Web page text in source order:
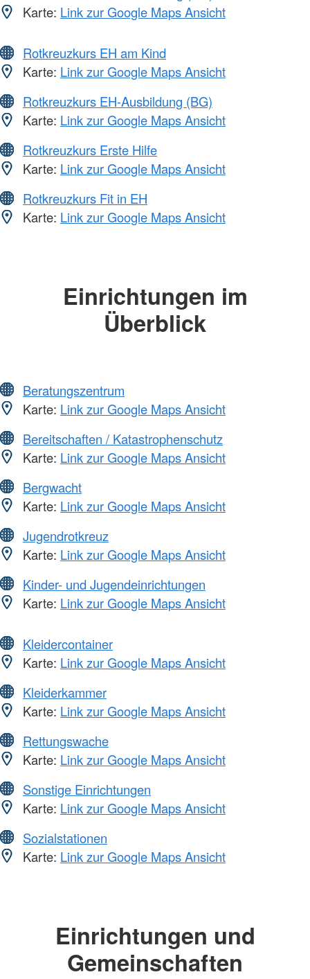
Karte: Link zur Google Maps Ansicht
Rotkreuzkurs EH am Kind
Karte: Link zur Google Maps Ansicht
Rotkreuzkurs EH-Ausbildung (BG)
Karte: Link zur Google Maps Ansicht
Rotkreuzkurs Erste Hilfe
Karte: Link zur Google Maps Ansicht
Rotkreuzkurs Fit in EH
Karte: Link zur Google Maps Ansicht
Einrichtungen im
Überblick
Beratungszentrum
Karte: Link zur Google Maps Ansicht
Bereitschaften / Katastrophenschutz
Karte: Link zur Google Maps Ansicht
Bergwacht
Karte: Link zur Google Maps Ansicht
Jugendrotkreuz
Karte: Link zur Google Maps Ansicht
Kinder- und Jugendeinrichtungen
Karte: Link zur Google Maps Ansicht
Kleidercontainer
Karte: Link zur Google Maps Ansicht
Kleiderkammer
Karte: Link zur Google Maps Ansicht
Rettungswache
Karte: Link zur Google Maps Ansicht
Sonstige Einrichtungen
Karte: Link zur Google Maps Ansicht
Sozialstationen
Karte: Link zur Google Maps Ansicht
Einrichtungen und
Gemeinschaften